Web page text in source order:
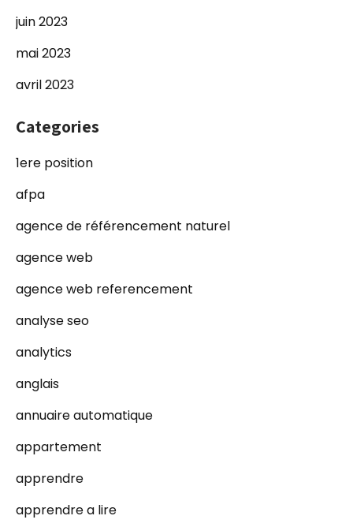
juin 2023
mai 2023
avril 2023
Categories
1ere position
afpa
agence de référencement naturel
agence web
agence web referencement
analyse seo
analytics
anglais
annuaire automatique
appartement
apprendre
apprendre a lire